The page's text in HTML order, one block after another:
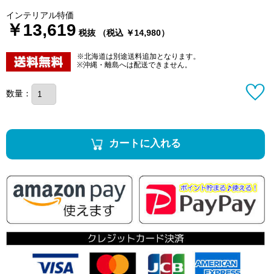
インテリアル特価
￥13,619 税抜 （税込 ￥14,980）
※北海道は別途送料追加となります。
※沖縄・離島へは配送できません。
数量：
カートに入れる